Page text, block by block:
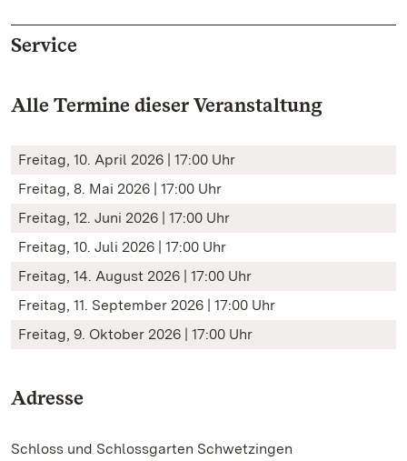
Service
Alle Termine dieser Veranstaltung
Freitag, 10. April 2026 | 17:00 Uhr
Freitag, 8. Mai 2026 | 17:00 Uhr
Freitag, 12. Juni 2026 | 17:00 Uhr
Freitag, 10. Juli 2026 | 17:00 Uhr
Freitag, 14. August 2026 | 17:00 Uhr
Freitag, 11. September 2026 | 17:00 Uhr
Freitag, 9. Oktober 2026 | 17:00 Uhr
Adresse
Schloss und Schlossgarten Schwetzingen